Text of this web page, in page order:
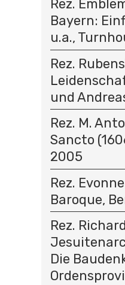
Rez.
Bayern:
u.a.,
Rez.
und
Rez. M.
Sancto
2005
Rez.
Baroque,
Rez.
Die